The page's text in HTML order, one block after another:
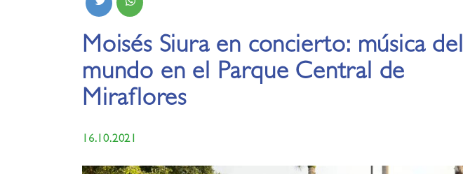
Moisés Siura en concierto: música del
mundo en el Parque Central de
Miraflores
16.10.2021